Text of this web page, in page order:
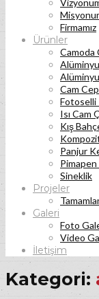
Firmamız
Ürünler
Camoda
Cam
Fotoselli
Isı Cam
Kış
Panjur
Sineklik
Projeler
Galeri
Foto
Video
İletişim
Kategori: